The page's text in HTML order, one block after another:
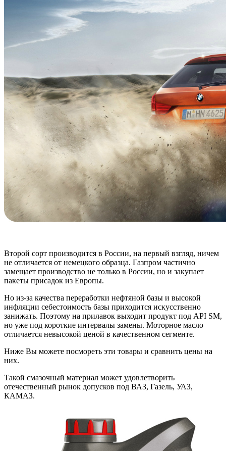
Второй сорт производится в России, на первый взгляд, ничем
не отличается от немецкого образца. Газпром частично
замещает производство не только в России, но и закупает
пакеты присадок из Европы.
Но из-за качества переработки нефтяной базы и высокой
инфляции себестоимость базы приходится искусственно
занижать. Поэтому на прилавок выходит продукт под API SM,
но уже под короткие интервалы замены. Моторное масло
отличается невысокой ценой в качественном сегменте.
Ниже Вы можете посмореть эти товары и сравнить цены на
них.
Такой смазочный материал может удовлетворить
отечественный рынок допусков под ВАЗ, Газель, УАЗ,
КАМАЗ.